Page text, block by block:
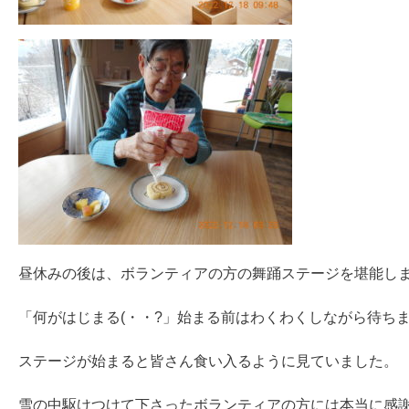
昼休みの後は、ボランティアの方の舞踊ステージを堪能しま
「何がはじまる(・・?」始まる前はわくわくしながら待ちま
ステージが始まると皆さん食い入るように見ていました。
雪の中駆けつけて下さったボランティアの方には本当に感